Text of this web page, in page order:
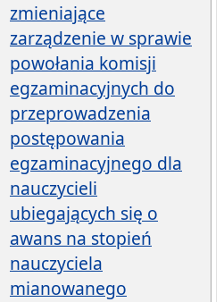
zmieniające
zarządzenie w sprawie
powołania komisji
egzaminacyjnych do
przeprowadzenia
postępowania
egzaminacyjnego dla
nauczycieli
ubiegających się o
awans na stopień
nauczyciela
mianowanego